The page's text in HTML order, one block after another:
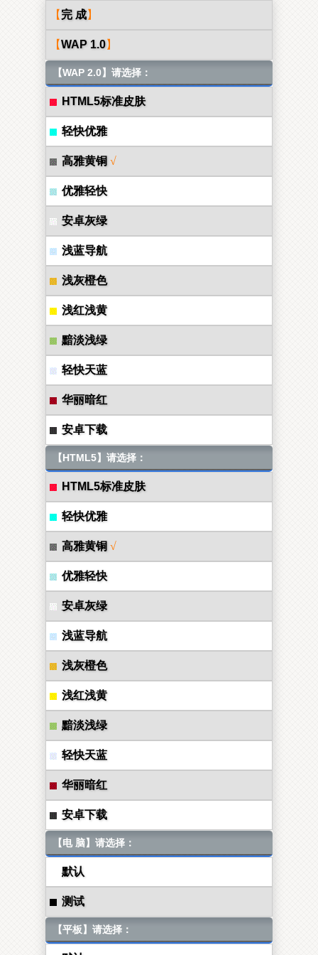
【 完 成】
【WAP 1.0】
【WAP 2.0】请选择：
HTML5标准皮肤
轻快优雅
高雅黄铜 √
优雅轻快
安卓灰绿
浅蓝导航
浅灰橙色
浅红浅黄
黯淡浅绿
轻快天蓝
华丽暗红
安卓下载
【HTML5】请选择：
HTML5标准皮肤
轻快优雅
高雅黄铜 √
优雅轻快
安卓灰绿
浅蓝导航
浅灰橙色
浅红浅黄
黯淡浅绿
轻快天蓝
华丽暗红
安卓下载
【电 脑】请选择：
默认
测试
【平板】请选择：